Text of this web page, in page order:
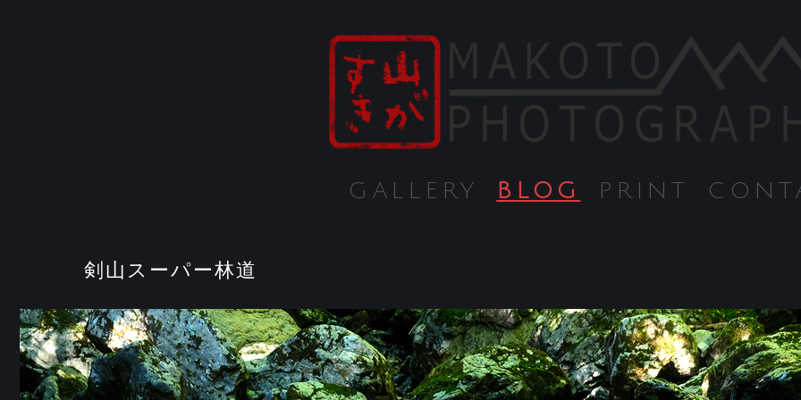
GALLERY BLOG PRINT
剣山スーパー林道